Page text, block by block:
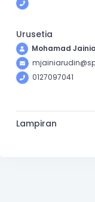
Urusetia
Mohamad
0127097041
Lampiran